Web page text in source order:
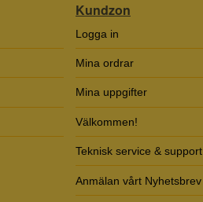
Kundzon
Logga in
Mina ordrar
Mina uppgifter
Välkommen!
Teknisk service & support
Anmälan vårt Nyhetsbrev